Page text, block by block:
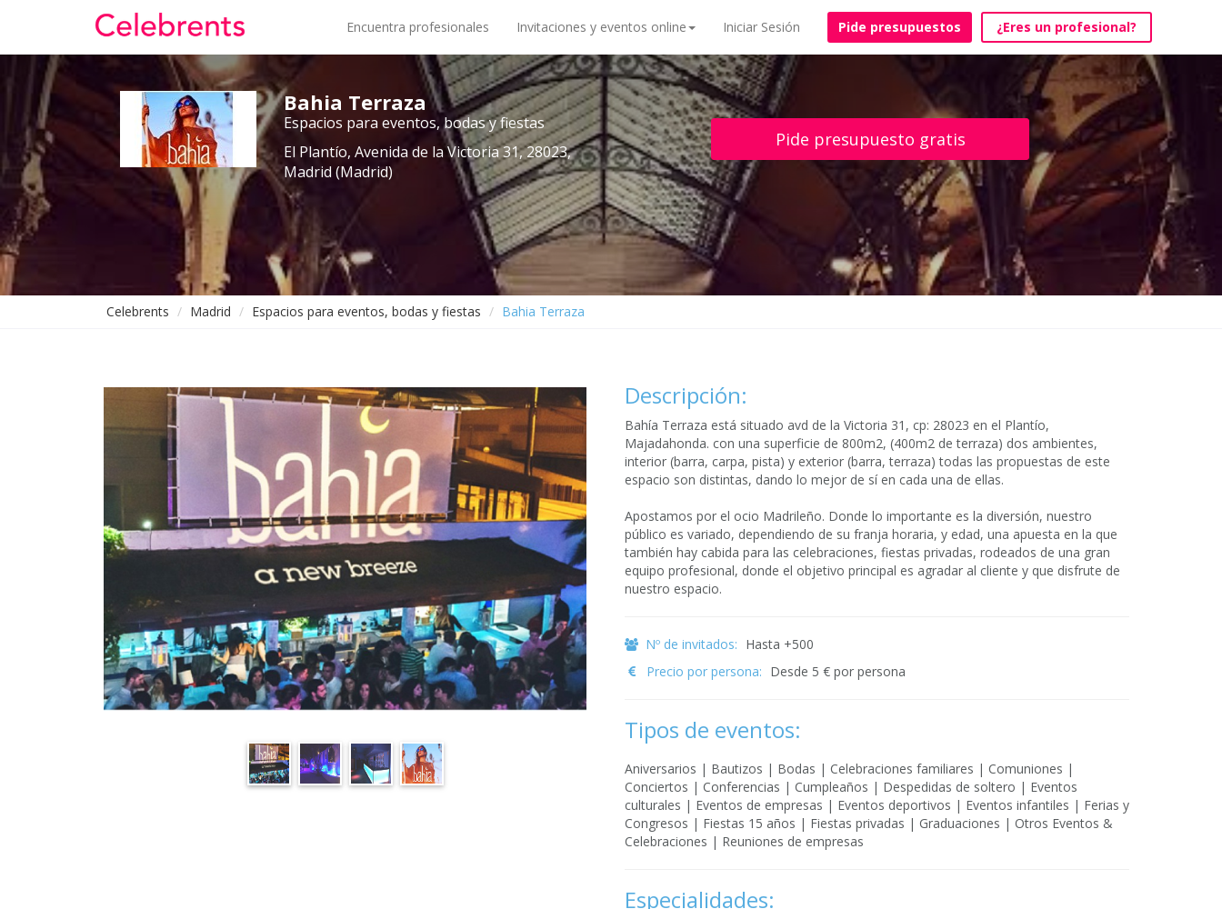
Encuentra profesionales Invitaciones y eventos online Iniciar Sesión Pide presupuestos ¿Eres un profesional?
Bahia Terraza
Espacios para eventos, bodas y fiestas
El Plantío, Avenida de la Victoria 31, 28023,
Madrid (Madrid)
Pide presupuesto gratis
Celebrents Madrid Espacios para eventos, bodas y fiestas Bahia Terraza
Descripción:
Bahía Terraza está situado avd de la Victoria 31, cp: 28023 en el Plantío,
Majadahonda. con una superficie de 800m2, (400m2 de terraza) dos ambientes,
interior (barra, carpa, pista) y exterior (barra, terraza) todas las propuestas de este
espacio son distintas, dando lo mejor de sí en cada una de ellas.
Apostamos por el ocio Madrileño. Donde lo importante es la diversión, nuestro
público es variado, dependiendo de su franja horaria, y edad, una apuesta en la que
también hay cabida para las celebraciones, fiestas privadas, rodeados de una gran
equipo profesional, donde el objetivo principal es agradar al cliente y que disfrute de
nuestro espacio.
Nº de invitados: Hasta +500
Precio por persona: Desde 5 € por persona
Tipos de eventos:
Aniversarios | Bautizos | Bodas | Celebraciones familiares | Comuniones |
Conciertos | Conferencias | Cumpleaños | Despedidas de soltero | Eventos
culturales | Eventos de empresas | Eventos deportivos | Eventos infantiles | Ferias y
Congresos | Fiestas 15 años | Fiestas privadas | Graduaciones | Otros Eventos &
Celebraciones | Reuniones de empresas
Especialidades: